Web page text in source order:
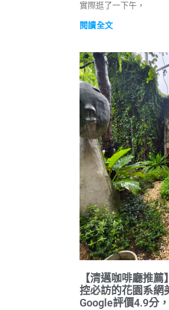
實際逛了一下午，
閱讀全文
【清邁咖啡廳推
控必訪的花園系網
Google評價4.9分